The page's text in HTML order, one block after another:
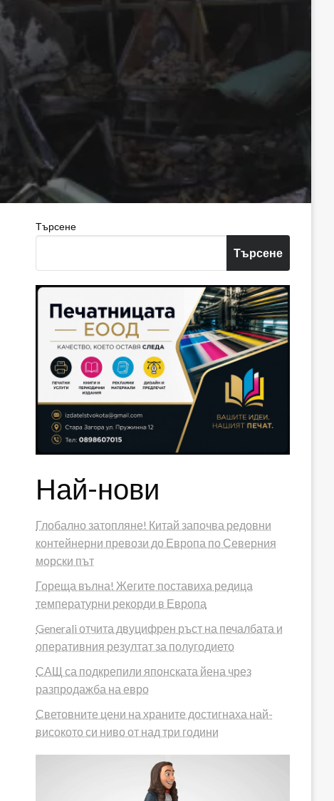
Търсене
Търсене
Най-нови
Глобално затопляне! Китай започва редовни
контейнерни превози до Европа по Северния
морски път
Гореща вълна! Жегите поставиха редица
температурни рекорди в Европа
Generali отчита двуцифрен ръст на печалбата и
оперативния резултат за полугодието
САЩ са подкрепили японската йена чрез
разпродажба на евро
Световните цени на храните достигнаха най-
високото си ниво от над три години